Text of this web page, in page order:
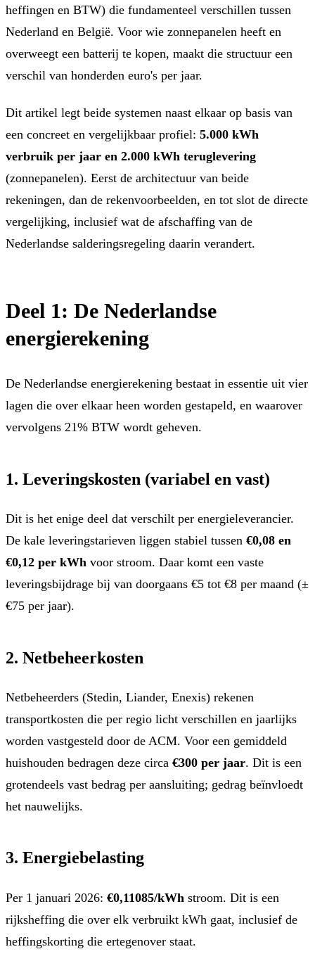
heffingen en BTW) die fundamenteel verschillen tussen
Nederland en België. Voor wie zonnepanelen heeft en
overweegt een batterij te kopen, maakt die structuur een
verschil van honderden euro's per jaar.
Dit artikel legt beide systemen naast elkaar op basis van
een concreet en vergelijkbaar profiel: 5.000 kWh
verbruik per jaar en 2.000 kWh teruglevering
(zonnepanelen). Eerst de architectuur van beide
rekeningen, dan de rekenvoorbeelden, en tot slot de directe
vergelijking, inclusief wat de afschaffing van de
Nederlandse salderingsregeling daarin verandert.
Deel 1: De Nederlandse
energierekening
De Nederlandse energierekening bestaat in essentie uit vier
lagen die over elkaar heen worden gestapeld, en waarover
vervolgens 21% BTW wordt geheven.
1. Leveringskosten (variabel en vast)
Dit is het enige deel dat verschilt per energieleverancier.
De kale leveringstarieven liggen stabiel tussen €0,08 en
€0,12 per kWh voor stroom. Daar komt een vaste
leveringsbijdrage bij van doorgaans €5 tot €8 per maand (±
€75 per jaar).
2. Netbeheerkosten
Netbeheerders (Stedin, Liander, Enexis) rekenen
transportkosten die per regio licht verschillen en jaarlijks
worden vastgesteld door de ACM. Voor een gemiddeld
huishouden bedragen deze circa €300 per jaar. Dit is een
grotendeels vast bedrag per aansluiting; gedrag beïnvloedt
het nauwelijks.
3. Energiebelasting
Per 1 januari 2026: €0,11085/kWh stroom. Dit is een
rijksheffing die over elk verbruikt kWh gaat, inclusief de
heffingskorting die ertegenover staat.